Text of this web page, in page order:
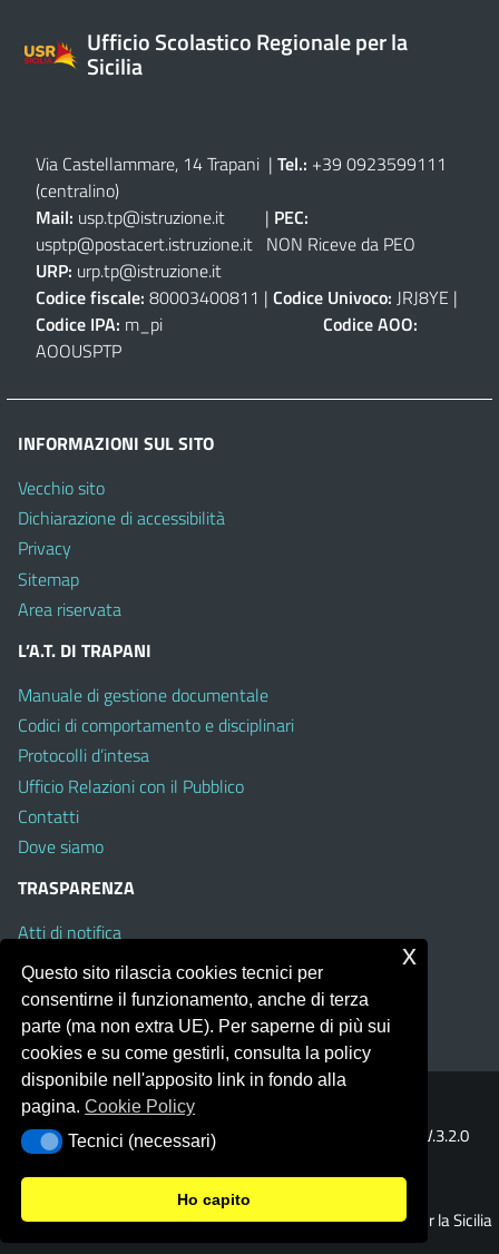
Ufficio Scolastico Regionale per la
Sicilia
Via Castellammare, 14 Trapani | Tel.: +39 0923599111
(centralino)
Mail: usp.tp@istruzione.it | PEC:
usptp@postacert.istruzione.it NON Riceve da PEO
URP: urp.tp@istruzione.it
Codice fiscale: 80003400811 | Codice Univoco: JRJ8YE |
Codice IPA: m_pi Codice AOO:
AOOUSPTP
INFORMAZIONI SUL SITO
Vecchio sito
Dichiarazione di accessibilità
Privacy
Sitemap
Area riservata
L’A.T. DI TRAPANI
Manuale di gestione documentale
Codici di comportamento e disciplinari
Protocolli d’intesa
Ufficio Relazioni con il Pubblico
Contatti
Dove siamo
TRASPARENZA
Atti di notifica
Albo on line
Amministrazione Trasparente
Obiettivi di Accessibilità
Portale realizzato con la piattaforma
Template Italia configurato sul tema accessibile
V.3.2.0
(Mizar)
© 2026 Ufficio Scolastico Regionale per la Sicilia
Questo sito rilascia cookies tecnici per
consentirne il funzionamento, anche di terza
parte (ma non extra UE). Per saperne di più sui
cookies e su come gestirli, consulta la policy
disponibile nell'apposito link in fondo alla
pagina.Cookie Policy
Tecnici (necessari)
Tecnici (necessari)
Ho capito
x